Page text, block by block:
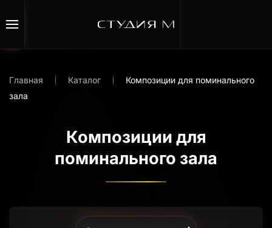
Перейти к содержимому
Главная Каталог
Композиции для поминального
зала
Композиции для
поминального зала